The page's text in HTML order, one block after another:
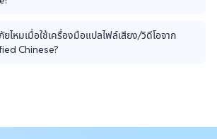
หมเมื่อใช้เครื่องมือแปลไฟล์เสียง/วิดีโอจาก
Chinese?